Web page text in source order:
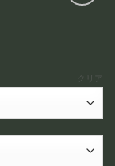
クリア